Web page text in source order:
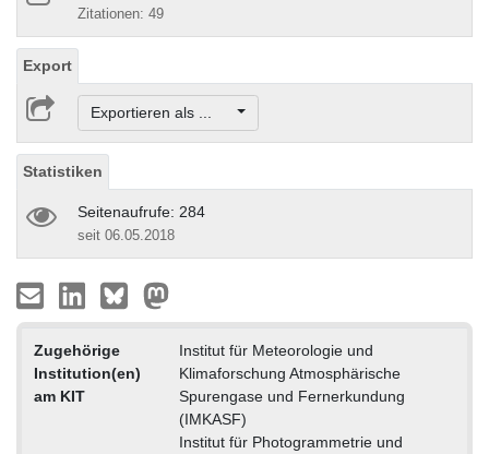
Zitationen: 49
Export
Exportieren als ...
Statistiken
Seitenaufrufe: 284
seit 06.05.2018
Zugehörige
Institution(en)
am KIT
Institut für Meteorologie und
Klimaforschung Atmosphärische
Spurengase und Fernerkundung
(IMKASF)
Institut für Photogrammetrie und